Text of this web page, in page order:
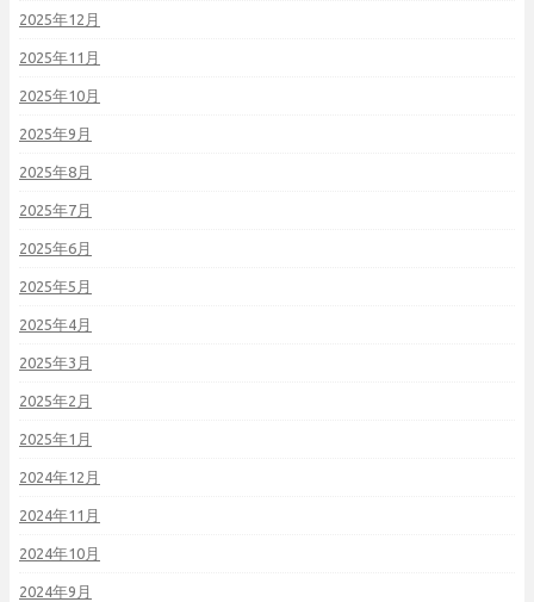
2025年12月
2025年11月
2025年10月
2025年9月
2025年8月
2025年7月
2025年6月
2025年5月
2025年4月
2025年3月
2025年2月
2025年1月
2024年12月
2024年11月
2024年10月
2024年9月